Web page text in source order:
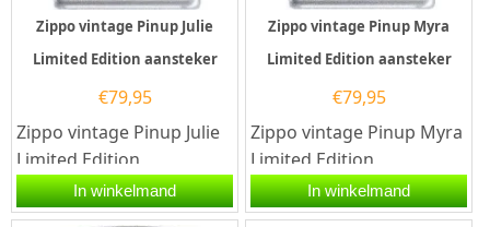
Zippo vintage Pinup Julie
Limited Edition aansteker
€79,95
Zippo vintage Pinup Julie
Limited Edition
aansteker.De Zippo
vintage Pinup Julie
In winkelmand
Zippo vintage Pinup Myra
Limited Edition aansteker
€79,95
Zippo vintage Pinup Myra
Limited Edition
aansteker.De Zippo
vintage Pinup Myra
In winkelmand